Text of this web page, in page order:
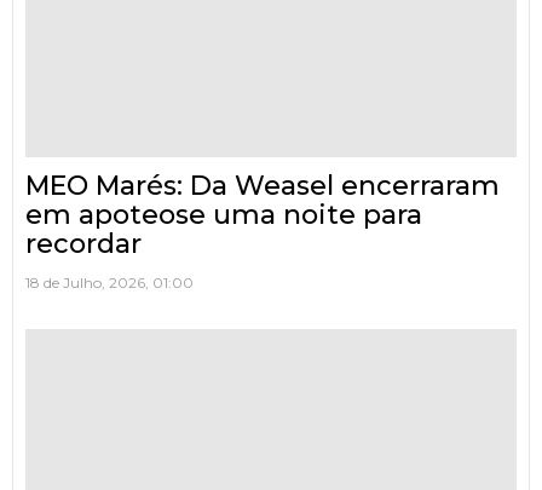
MEO Marés: Da Weasel encerraram
em apoteose uma noite para
recordar
18 de Julho, 2026, 01:00